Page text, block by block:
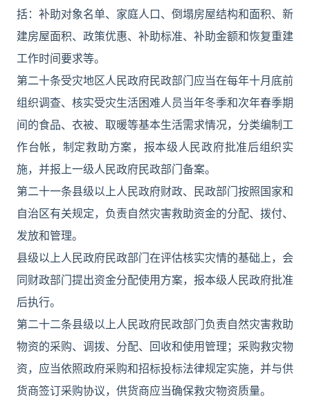
括：补助对象名单、家庭人口、倒塌房屋结构和面积、新
建房屋面积、政策优惠、补助标准、补助金额和恢复重建
工作时间要求等。
第二十条受灾地区人民政府民政部门应当在每年十月底前
组织调查、核实受灾生活困难人员当年冬季和次年春季期
间的食品、衣被、取暖等基本生活需求情况，分类编制工
作台帐，制定救助方案，报本级人民政府批准后组织实
施，并报上一级人民政府民政部门备案。
第二十一条县级以上人民政府财政、民政部门按照国家和
自治区有关规定，负责自然灾害救助资金的分配、拨付、
发放和管理。
县级以上人民政府民政部门在评估核实灾情的基础上，会
同财政部门提出资金分配使用方案，报本级人民政府批准
后执行。
第二十二条县级以上人民政府民政部门负责自然灾害救助
物资的采购、调拨、分配、回收和使用管理；采购救灾物
资，应当依照政府采购和招标投标法律规定实施，并与供
货商签订采购协议，供货商应当确保救灾物资质量。